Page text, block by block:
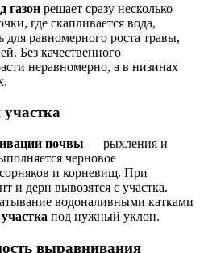
газон решает сразу несколько
где скапливается вода,
для равномерного роста травы,
Без качественного
неравномерно, а в низинах
почвы — рыхления и
черновое
и корневищ. При
и дерн вывозятся с участка.
водоналивными катками
под нужный уклон.
выравнивания